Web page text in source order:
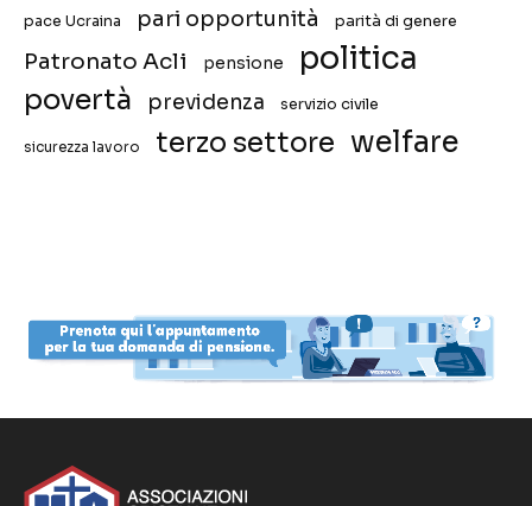
pace Ucraina pari opportunità parità di genere
Patronato Acli pensione politica
povertà previdenza servizio civile
sicurezza lavoro terzo settore welfare